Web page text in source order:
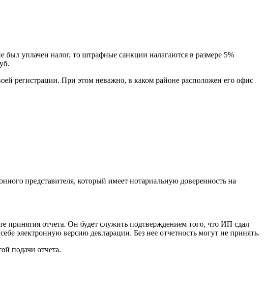
уплачен налог, то штрафные санкции налагаются в размере 5%
регистрации. При этом неважно, в каком районе расположен его офис
представителя, который имеет нотариальную доверенность на
принятия отчета. Он будет служить подтверждением того, что ИП сдал
электронную версию декларации. Без нее отчетность могут не принять.
подачи отчета.